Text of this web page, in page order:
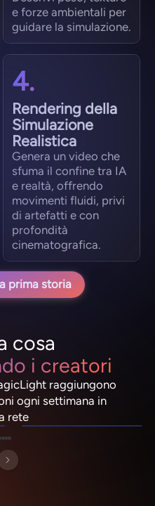
e forze ambientali per
guidare la simulazione.
4.
Rendering della
Simulazione
Realistica
Genera un video che
sfuma il confine tra IA
e realtà, offrendo
movimenti fluidi, privi
di artefatti e con
profondità
cinematografica.
prima storia
cosa
i creatori
raggiungono
ogni settimana in
rete
PixelRonin
Momo The Moshroom